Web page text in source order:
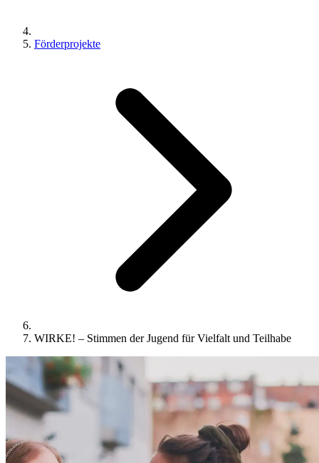
Förderprojekte
WIRKE! – Stimmen der Jugend für Vielfalt und Teilhabe